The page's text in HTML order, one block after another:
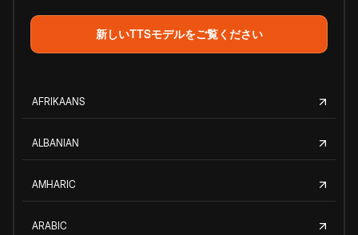
新しいTTSモデルをご覧ください
AFRIKAANS
ALBANIAN
AMHARIC
ARABIC